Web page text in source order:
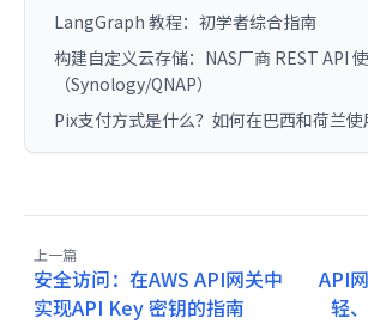
LangGraph 教程：初学者综合指南
构建自定义云存储：NAS厂商 REST API
（Synology/QNAP）
Pix支付方式是什么？如何在巴西和荷兰使
上一篇
安全访问：在AWS API网关中
实现API Key 密钥的指南
API
轻